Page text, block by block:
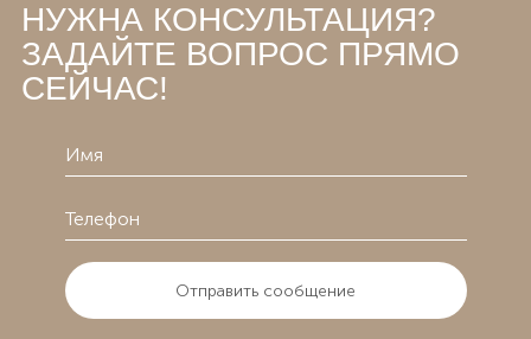
НУЖНА КОНСУЛЬТАЦИЯ?
ЗАДАЙТЕ ВОПРОС ПРЯМО
СЕЙЧАС!
Отправить сообщение